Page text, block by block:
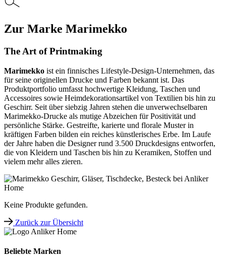
Zur Marke Marimekko
The Art of Printmaking
Marimekko ist ein finnisches Lifestyle-Design-Unternehmen, das
für seine originellen Drucke und Farben bekannt ist. Das
Produktportfolio umfasst hochwertige Kleidung, Taschen und
Accessoires sowie Heimdekorationsartikel von Textilien bis hin zu
Geschirr. Seit über siebzig Jahren stehen die unverwechselbaren
Marimekko-Drucke als mutige Abzeichen für Positivität und
persönliche Stärke. Gestreifte, karierte und florale Muster in
kräftigen Farben bilden ein reiches künstlerisches Erbe. Im Laufe
der Jahre haben die Designer rund 3.500 Druckdesigns entworfen,
die von Kleidern und Taschen bis hin zu Keramiken, Stoffen und
vielem mehr alles zieren.
Keine Produkte gefunden.
Zurück zur Übersicht
Beliebte Marken